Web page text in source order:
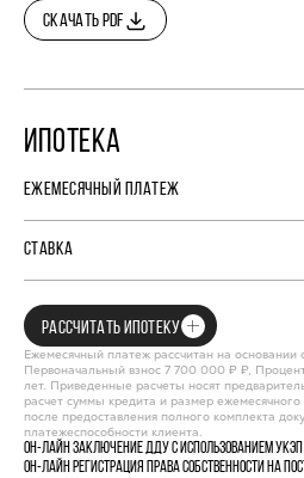
СКАЧАТЬ PDF
ИПОТЕКА
ЕЖЕМЕСЯЧНЫЙ ПЛАТЕЖ
СТАВКА
РАССЧИТАТЬ ИПОТЕКУ
Ежемесячный платеж рассчитан на
Первоначальный взнос 7 700 000 ₽ ₽,
лет. Приведенные расчеты носят
расчет суммы кредита и размер
после предоставления полного комплекта
платежеспособности клиента.
Он-лайн заключение ДДУ с использованием УКЭП
Он-лайн регистрация права собственности на